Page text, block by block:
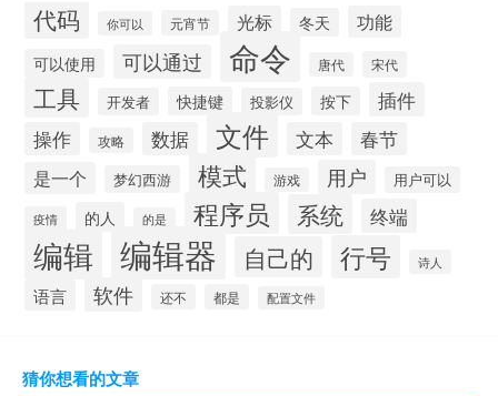
代码 你可以 元宵节 光标 冬天 功能
可以使用 可以通过 命令 唐代 宋代
工具 开发者 快捷键 投影仪 按下 插件
操作 攻略 数据 文件 文本 春节
是一个 梦幻西游 模式 游戏 用户 用户可以
疫情 的人 的是 程序员 系统 终端
编辑 编辑器 自己的 行号 诗人
语言 软件 还不 都是 配置文件
猜你想看的文章